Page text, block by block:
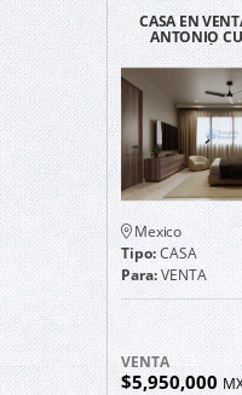
CASA EN
ANTONIO
MÉRIDA.
Mexico
Tipo:CASA
Para:VENTA
VENTA
$5,950,000